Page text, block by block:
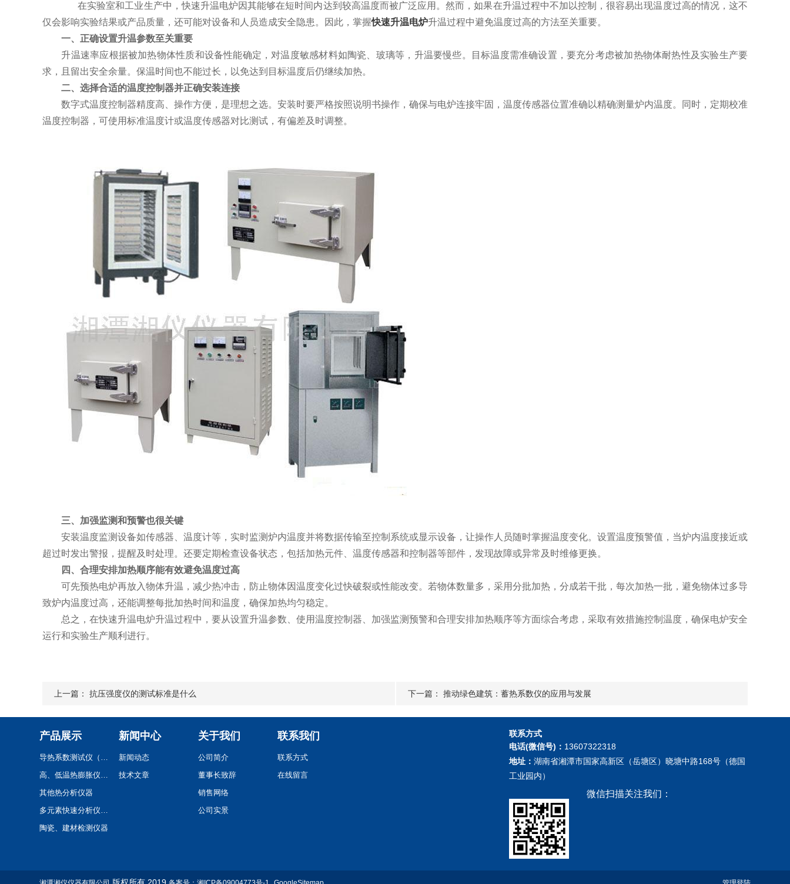
在实验室和工业生产中，快速升温电炉因其能够在短时间内达到较高温度而被广泛应用。然而，如果在升温过程中不加以控制，很容易出现温度过高的情况，这不
仅会影响实验结果或产品质量，还可能对设备和人员造成安全隐患。因此，掌握快速升温电炉升温过程中避免温度过高的方法至关重要。
一、正确设置升温参数至关重要
升温速率应根据被加热物体性质和设备性能确定，对温度敏感材料如陶瓷、玻璃等，升温要慢些。目标温度需准确设置，要充分考虑被加热物体耐热性及实验生产要
求，且留出安全余量。保温时间也不能过长，以免达到目标温度后仍继续加热。
二、选择合适的温度控制器并正确安装连接
数字式温度控制器精度高、操作方便，是理想之选。安装时要严格按照说明书操作，确保与电炉连接牢固，温度传感器位置准确以精确测量炉内温度。同时，定期校准
温度控制器，可使用标准温度计或温度传感器对比测试，有偏差及时调整。
三、加强监测和预警也很关键
安装温度监测设备如传感器、温度计等，实时监测炉内温度并将数据传输至控制系统或显示设备，让操作人员随时掌握温度变化。设置温度预警值，当炉内温度接近或
超过时发出警报，提醒及时处理。还要定期检查设备状态，包括加热元件、温度传感器和控制器等部件，发现故障或异常及时维修更换。
四、合理安排加热顺序能有效避免温度过高
可先预热电炉再放入物体升温，减少热冲击，防止物体因温度变化过快破裂或性能改变。若物体数量多，采用分批加热，分成若干批，每次加热一批，避免物体过多导
致炉内温度过高，还能调整每批加热时间和温度，确保加热均匀稳定。
总之，在快速升温电炉升温过程中，要从设置升温参数、使用温度控制器、加强监测预警和合理安排加热顺序等方面综合考虑，采取有效措施控制温度，确保电炉安全
运行和实验生产顺利进行。
上一篇： 抗压强度仪的测试标准是什么 下一篇： 推动绿色建筑：蓄热系数仪的应用与发展
产品展示
导热系数测试仪（系列）
高、低温热膨胀仪(系列)
其他热分析仪器
多元素快速分析仪(系列)
陶瓷、建材检测仪器
土工,混凝土检测仪器/蓄热系数仪/比热容测定仪
新闻中心
新闻动态
技术文章
关于我们
公司简介
董事长致辞
销售网络
公司实景
联系我们
联系方式
在线留言
联系方式
电话(微信号)： 13607322318
地址： 湖南省湘潭市国家高新区（岳塘区）晓塘中路168号（德国
工业园内）
微信扫描关注我们：